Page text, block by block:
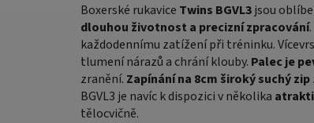
Boxerské rukavice Twins BGVL3jsou
dlouhou životnost a precizní zpracování
každodennímu zatížení při tréninku.
tlumení nárazů a chrání klouby. Palec je
zranění. Zapínání na 8cm široký suchý zip
BGVL3 je navíc k dispozici v několika
tělocvičně.